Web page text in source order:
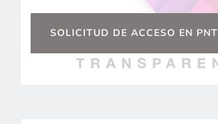
SOLICITUD DE ACCESO EN PNT